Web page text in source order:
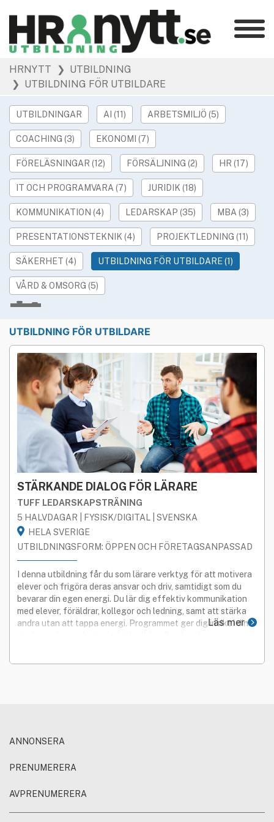
Kategorier
HR Barometer
HR-yrket
Ledarskap
Arbetsmiljö
Rekrytering
Hållbarhet »
Podcast
Event »
Våra övriga sajter
Utbildning
Rekryteringsguiden
HRNYTT
❯ UTBILDNING
❯ UTBILDNING FÖR UTBILDARE
UTBILDNINGAR AI (11) ARBETSMILJÖ (5)
COACHING (3) EKONOMI (7)
FÖRELÄSNINGAR (12) FÖRSÄLJNING (2) HR (17)
IT OCH PROGRAMVARA (7) JURIDIK (18)
KOMMUNIKATION (4) LEDARSKAP (35) MBA (3)
PRESENTATIONSTEKNIK (4) PROJEKTLEDNING (11)
SÄKERHET (4) UTBILDNING FÖR UTBILDARE (1)
VÅRD & OMSORG (5)
BÅDA FYSISK DIGITAL
Geografi
HELA SVERIGE STOCKHOLM GÖTEBORG MALMÖ
Språk
SVENSKA ENGELSKA
Utbildningsform
BÅDA ÖPPEN
LICENSIERAD
STREAMAD
UTBILDNING FÖR UTBILDARE
STÄRKANDE DIALOG FÖR LÄRARE
TUFF LEDARSKAPSTRÄNING
5 HALVDAGAR | FYSISK/DIGITAL | SVENSKA
HELA SVERIGE
UTBILDNINGSFORM: ÖPPEN OCH FÖRETAGSANPASSAD
I denna utbildning får du som lärare verktyg för att motivera
elever och frigöra deras ansvar och driv, samtidigt som du
bevarar din egen energi. Du lär dig effektiv kommunikation
med elever, föräldrar, kollegor och ledning, samt att stärka
andra utan att tappa energi. Programmet ger dig insikt i dina
Läs mer
ANNONSERA
PRENUMERERA
AVPRENUMERERA